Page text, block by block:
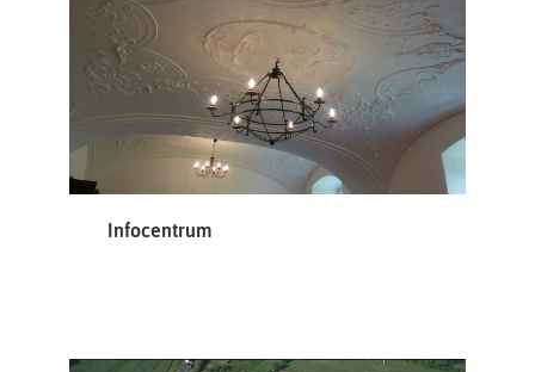
brněnského stavebního mistra, který pro augustiány
často pracoval, jako realizátora staveb Mořice Grimma a
jeho syna Františka Antonína Grimma.
Infocentrum